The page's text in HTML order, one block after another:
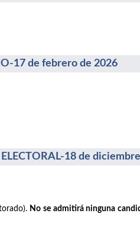
17 de febrero de 2026
18 de
No se admitirá ninguna